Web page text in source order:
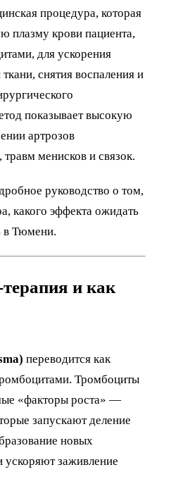
процедура, которая
плазму крови пациента,
для ускорения
снятия воспаления и
показывает высокую
артрозов
травм менисков и связок.
руководство о том,
какого эффекта ожидать
в Тюмени.
и как
переводится как
Тромбоциты
«факторы роста» —
запускают деление
новых
ускоряют заживление